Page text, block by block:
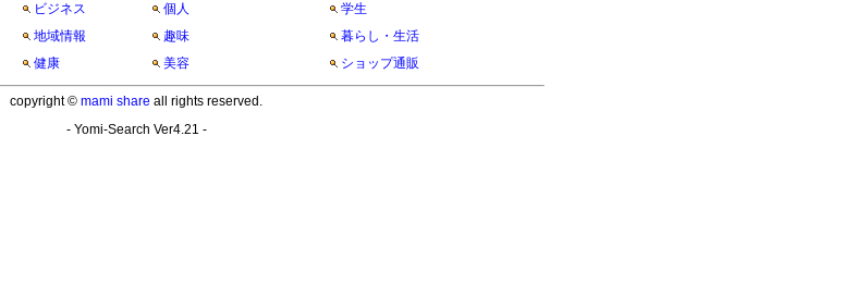
ビジネス 個人
学生
地域情報 趣味
暮らし・生活
健康 美容 ショップ通販
copyright © mami share all rights reserved.
- Yomi-Search Ver4.21 -